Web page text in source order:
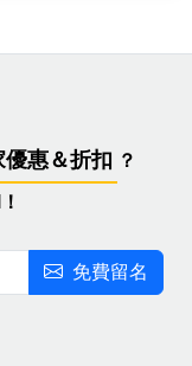
優惠＆折扣 ？
免費留名